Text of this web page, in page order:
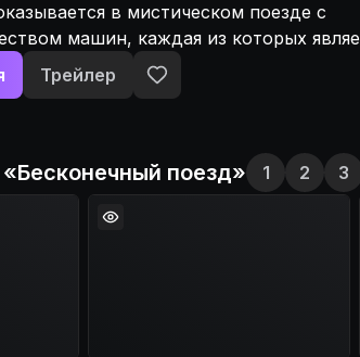
в мистическом поезде с
машин, каждая из которых
ей предстоит найти путь
Трейлер
Бесконечный поезд» 1 2 3